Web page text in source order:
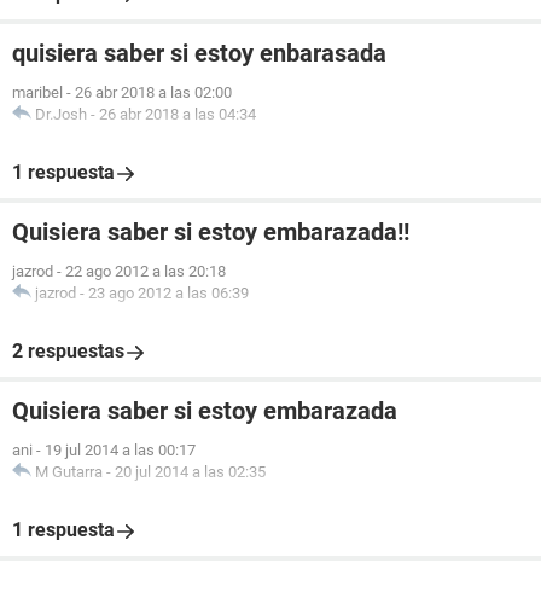
quisiera saber si estoy enbarasada
maribel - 26 abr 2018 a las 02:00
Dr.Josh - 26 abr 2018 a las 04:34
1 respuesta
Quisiera saber si estoy embarazada!!
jazrod - 22 ago 2012 a las 20:18
jazrod - 23 ago 2012 a las 06:39
2 respuestas
Quisiera saber si estoy embarazada
ani - 19 jul 2014 a las 00:17
M Gutarra - 20 jul 2014 a las 02:35
1 respuesta